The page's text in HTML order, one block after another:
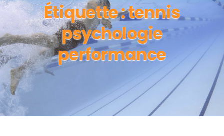
Étiquette :tennis
psychologie
performance